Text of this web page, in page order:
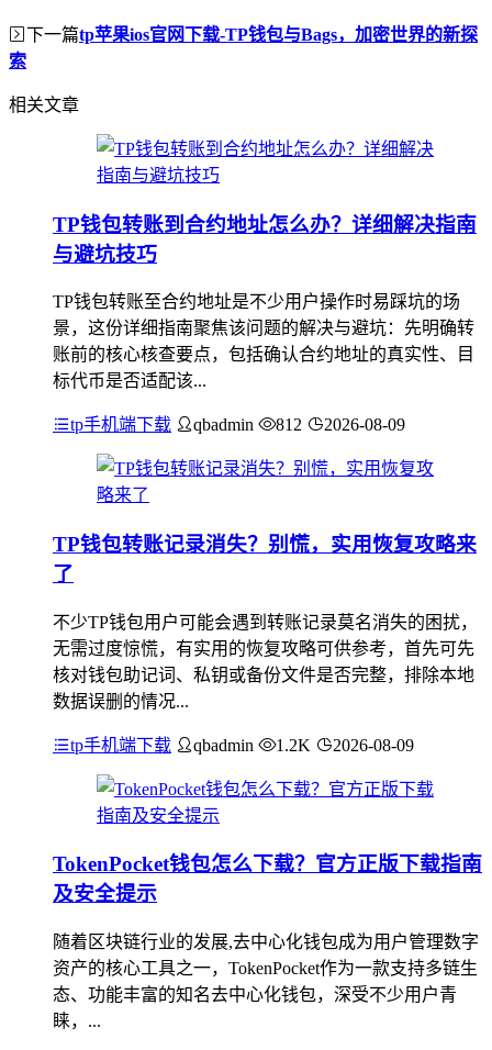
下一篇tp苹果ios官网下载-TP钱包与Bags，加密世界的新探
索
相关文章
TP钱包转账到合约地址怎么办？详细解决指南
与避坑技巧
TP钱包转账至合约地址是不少用户操作时易踩坑的场
景，这份详细指南聚焦该问题的解决与避坑：先明确转
账前的核心核查要点，包括确认合约地址的真实性、目
标代币是否适配该...
tp手机端下载 qbadmin 812 2026-08-09
TP钱包转账记录消失？别慌，实用恢复攻略来
了
不少TP钱包用户可能会遇到转账记录莫名消失的困扰，
无需过度惊慌，有实用的恢复攻略可供参考，首先可先
核对钱包助记词、私钥或备份文件是否完整，排除本地
数据误删的情况...
tp手机端下载 qbadmin 1.2K 2026-08-09
TokenPocket钱包怎么下载？官方正版下载指南
及安全提示
随着区块链行业的发展,去中心化钱包成为用户管理数字
资产的核心工具之一，TokenPocket作为一款支持多链生
态、功能丰富的知名去中心化钱包，深受不少用户青
睐，...